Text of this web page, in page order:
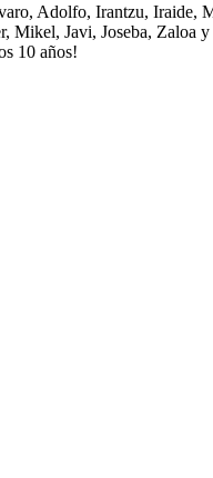
Adolfo, Irantzu, Iraide,
Mikel, Javi, Joseba, Zaloa
10 años!